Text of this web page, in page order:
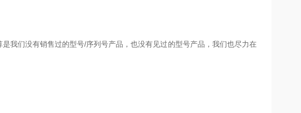
我们没有销售过的型号/序列号产品，也没有见过的型号产品，我们也尽力在